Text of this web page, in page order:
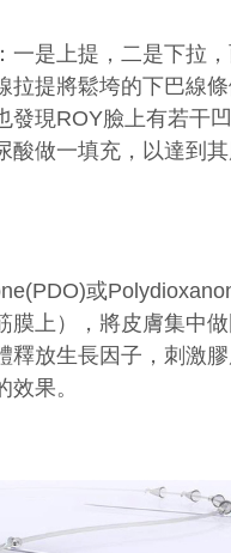
是上提，二是下拉
提將鬆垮的下巴線
發現ROY臉上有若干
酸做一填充，以達到
或
上），將皮膚集中
放生長因子，刺激
果。